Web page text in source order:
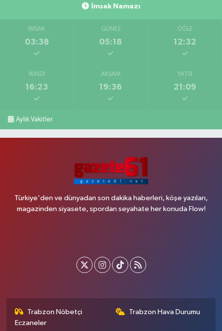
İmsak Namazı
İMSAK
03:38
GÜNEŞ
05:18
ÖĞLE
12:32
İKINDI
16:23
AKŞAM
19:36
YATSI
21:09
Aylık Vakitler
Türkiye'den ve dünyadan son dakika haberleri, köşe yazıları,
magazinden siyasete, spordan seyahate her konuda Flow!
Trabzon Nöbetçi
Eczaneler
Trabzon Hava Durumu